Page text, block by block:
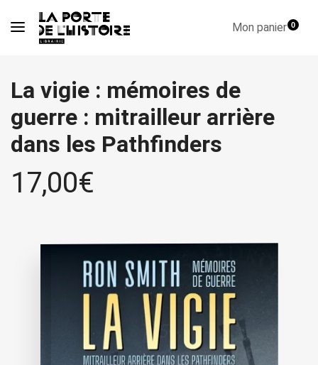
Mon panier0
La vigie : mémoires de
guerre : mitrailleur arrière
dans les Pathfinders
17,00€